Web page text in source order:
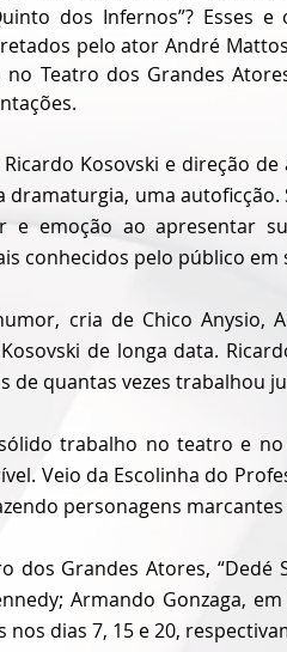
dos Infernos”? Esses
pelo ator André
no Teatro dos Grandes
Kosovski e direção
dramaturgia, uma
e emoção ao apresentar
conhecidos pelo público em
cria de Chico Anysio,
de longa data.
de quantas vezes trabalhou
trabalho no teatro e
Veio da Escolinha do
personagens
dos Grandes Atores,
Armando Gonzaga,
nos dias 7, 15 e 20,